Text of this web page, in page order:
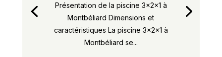
Présentation de la piscine 3x2x1 à
Montbéliard Dimensions et
caractéristiques La piscine 3x2x1 à
Montbéliard se...